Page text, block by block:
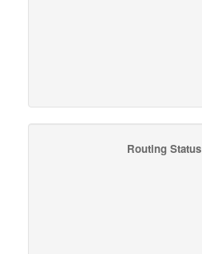
Routing Status